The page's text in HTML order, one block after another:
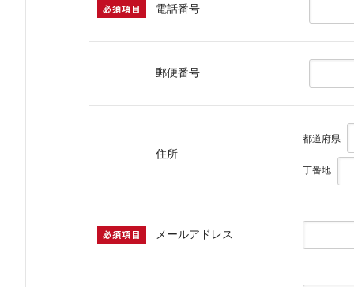
電話番号
郵便番号
住所
都道府県
丁番地
メールアドレス